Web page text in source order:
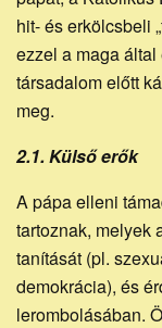
hit- és erkölcsbeli
ezzel a maga
társadalom előtt
meg.
2.1. Külső erők
A pápa elleni
tartoznak, melyek
tanítását (pl.
demokrácia), és
lerombolásában.